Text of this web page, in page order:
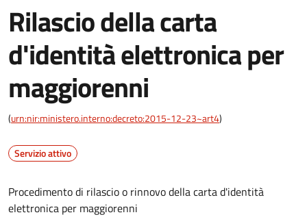
Rilascio della carta
d'identità elettronica per
maggiorenni
(urn:nir:ministero.interno:decreto:2015-12-23~art4)
Servizio attivo
Procedimento di rilascio o rinnovo della carta d'identità
elettronica per maggiorenni